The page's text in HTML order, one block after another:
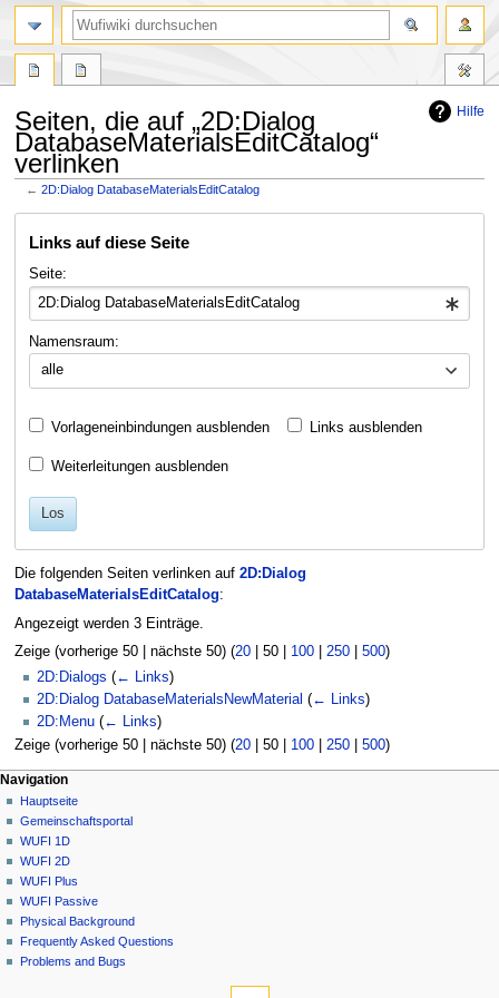
Hilfe
Seiten, die auf „2D:Dialog
DatabaseMaterialsEditCatalog“
verlinken
←2D:Dialog DatabaseMaterialsEditCatalog
Navigation
Suche
Links auf diese Seite
Seite:
Namensraum:
alle
Vorlageneinbindungen ausblenden Links ausblenden
Weiterleitungen ausblenden
Los
Die folgenden Seiten verlinken auf 2D:Dialog
DatabaseMaterialsEditCatalog:
Angezeigt werden 3 Einträge.
Zeige (vorherige 50| nächste 50) (20| 50| 100| 250| 500)
2D:Dialogs (← Links)
2D:Dialog DatabaseMaterialsNewMaterial (← Links)
2D:Menu (← Links)
Zeige (vorherige 50| nächste 50) (20| 50| 100| 250| 500)
N
a
v
g
a
Seitenaktionen
2D
Diskussion
Lesen
Quelltext
anzeigen
Versionsgeschichte
Meine Werkzeuge
Anmelden
Navigation
Hauptseite
Gemeinschafts­portal
WUFI 1D
WUFI 2D
WUFI Plus
WUFI Passive
Physical Background
Frequently Asked Questions
Problems and Bugs
Suche